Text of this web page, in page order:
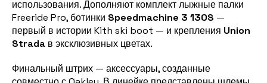
использования. Дополняют комплект лыжные палки
Freeride Pro, ботинки Speedmachine 3 130S —
первый в истории Kith ski boot — и крепления Union
Strada в эксклюзивных цветах.
Финальный штрих — аксессуары, созданные